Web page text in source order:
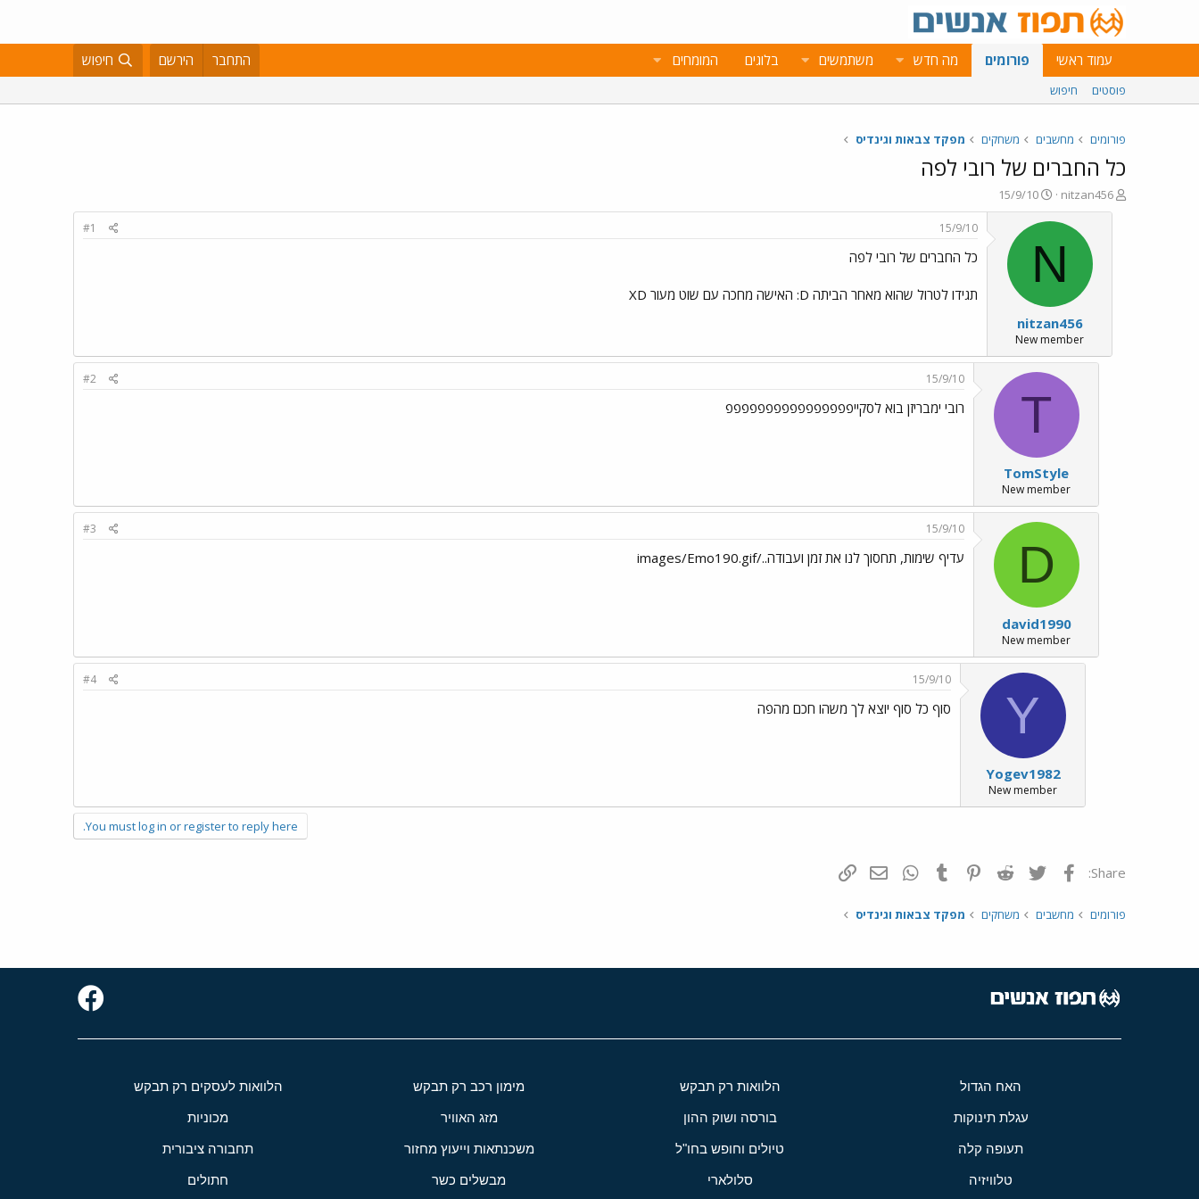
עמוד ראשי פורומים מה חדש משתמשים בלוגים המומחים התחבר הירשם חיפוש
פוסטים חיפוש
פורומים מחשבים משחקים מפקד צבאות וגינדיס
כל החברים של רובי לפה
פ
ו
nitzan456
פ
ו
ר
א
ר
י
ך
15/9/10
N
nitzan456
New member
15/9/10
#1
כל החברים של רובי לפה
תגידו לטרול שהוא מאחר הביתה D: האישה מחכה עם שוט מעור XD
T
TomStyle
New member
15/9/10
#2
רובי ימבריזן בוא לסקייפפפפפפפפפפפפפפפפ
D
david1990
New member
15/9/10
#3
עדיף שימות, תחסוך לנו את זמן ועבודה../images/Emo190.gif
Y
Yogev1982
New member
15/9/10
#4
סוף כל סוף יוצא לך משהו חכם מהפה
You must log in or register to reply here.
Share: פייסבוק Twitter
Reddit
Pinterest
Tumblr
WhatsAppדואר אלקטרוני
פורומים מחשבים משחקים מפקד צבאות וגינדיס
האח הגדול הלוואות רק תבקש מימון רכב רק תבקש הלוואות לעסקים רק תבקש
עגלת תינוקות בורסה ושוק ההון מזג האוויר מכוניות
תעופה קלה טיולים וחופש בחו"ל משכנתאות וייעוץ מחזור תחבורה ציבורית
טלוויזיה סלולארי מבשלים כשר חתולים